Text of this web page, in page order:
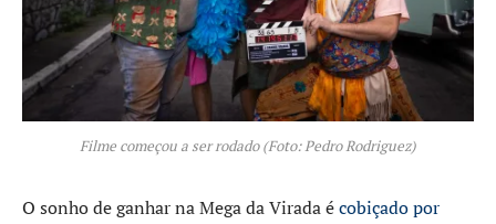
Filme começou a ser rodado (Foto: Pedro Rodriguez)
O sonho de ganhar na Mega da Virada écobiçado por